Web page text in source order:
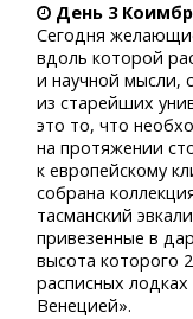
День 3
Сегодня
вдоль которой
и научной мысли,
из старейших
это то, что
на протяжении
к европейскому
собрана
тасманский
привезенные в
высота которого
расписных
Венецией».